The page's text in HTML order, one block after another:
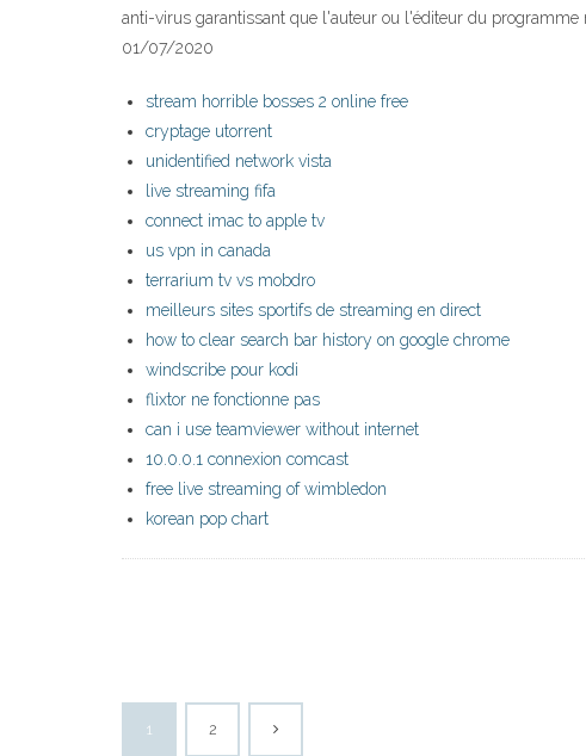
anti-virus garantissant que l'auteur ou l'éditeur du
01/07/2020
stream horrible bosses 2 online free
cryptage utorrent
unidentified network vista
live streaming fifa
connect imac to apple tv
us vpn in canada
terrarium tv vs mobdro
meilleurs sites sportifs de streaming en direct
how to clear search bar history on google chrome
windscribe pour kodi
flixtor ne fonctionne pas
can i use teamviewer without internet
10.0.0.1 connexion comcast
free live streaming of wimbledon
korean pop chart
1 2